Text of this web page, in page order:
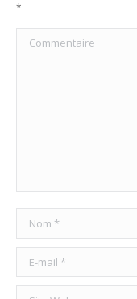
*
Commentaire
Nom *
E-mail *
Site Web